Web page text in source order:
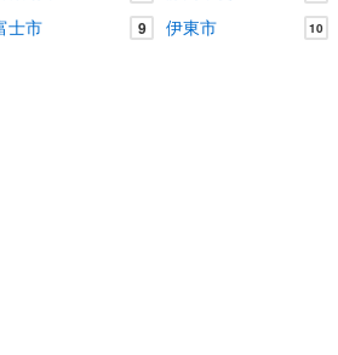
士市 9 伊東市 10